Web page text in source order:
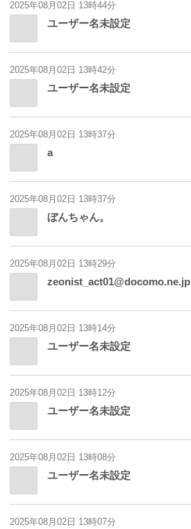
2025年08月02日 13時44分
ユーザー名未設定
2025年08月02日 13時42分
ユーザー名未設定
2025年08月02日 13時37分
a
2025年08月02日 13時37分
ぼんちゃん。
2025年08月02日 13時29分
zeonist_act01@docomo.ne.jp
2025年08月02日 13時14分
ユーザー名未設定
2025年08月02日 13時12分
ユーザー名未設定
2025年08月02日 13時08分
ユーザー名未設定
2025年08月02日 13時07分